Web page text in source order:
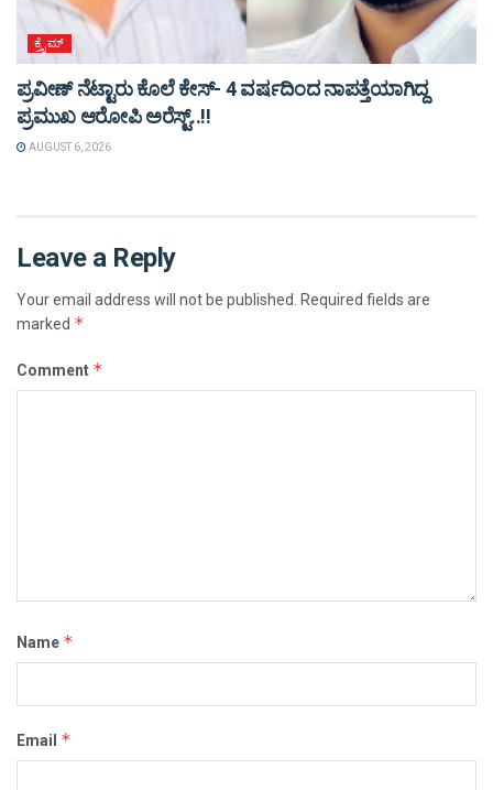
ಕ್ರೈಮ್
ಪ್ರವೀಣ್ ನೆಟ್ಟಾರು ಕೊಲೆ ಕೇಸ್‌- 4 ವರ್ಷದಿಂದ ನಾಪತ್ತೆಯಾಗಿದ್ದ
ಪ್ರಮುಖ ಆರೋಪಿ ಅರೆಸ್ಟ್‌..!!
AUGUST 6, 2026
Leave a Reply
Your email address will not be published. Required fields are
marked *
Comment *
Name *
Email *